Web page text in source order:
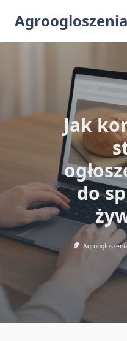
Jak
do